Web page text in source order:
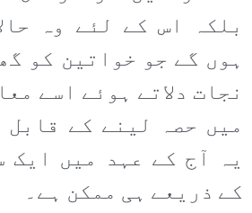
بلکہ اس کے لئے وہ
ہوں گے جو خواتین کو
نجات دلاتے ہوئے اسے
میں حصہ لینے کے
یہ آج کے عہد میں ایک
کے ذریعے ہی ممکن ہے۔